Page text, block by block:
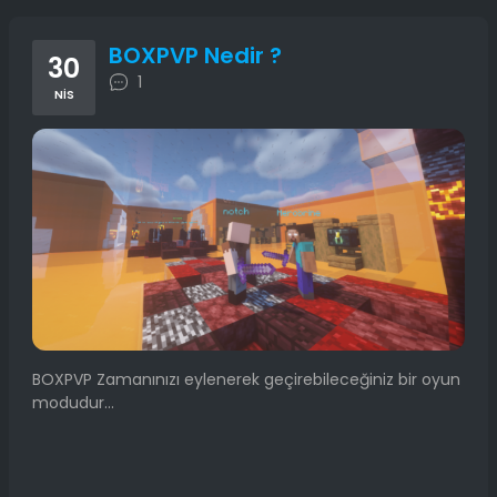
30
NIS
BOXPVP Nedir ?
1
BOXPVP Zamanınızı eylenerek geçirebileceğiniz bir oyun
modudur...